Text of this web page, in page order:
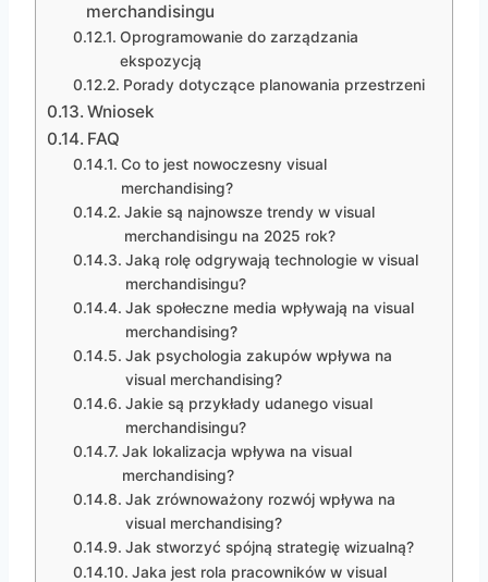
merchandisingu
Oprogramowanie do zarządzania
ekspozycją
Porady dotyczące planowania przestrzeni
Wniosek
FAQ
Co to jest nowoczesny visual
merchandising?
Jakie są najnowsze trendy w visual
merchandisingu na 2025 rok?
Jaką rolę odgrywają technologie w visual
merchandisingu?
Jak społeczne media wpływają na visual
merchandising?
Jak psychologia zakupów wpływa na
visual merchandising?
Jakie są przykłady udanego visual
merchandisingu?
Jak lokalizacja wpływa na visual
merchandising?
Jak zrównoważony rozwój wpływa na
visual merchandising?
Jak stworzyć spójną strategię wizualną?
Jaka jest rola pracowników w visual